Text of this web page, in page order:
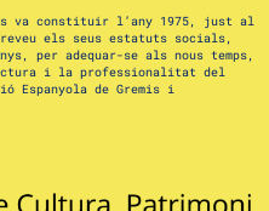
va constituir l’any 1975, just al
els seus estatuts socials,
per adequar-se als nous temps,
i la professionalitat del
Espanyola de Gremis i